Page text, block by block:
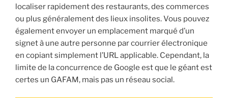
localiser rapidement des restaurants, des commerces
ou plus généralement des lieux insolites. Vous pouvez
également envoyer un emplacement marqué d’un
signet à une autre personne par courrier électronique
en copiant simplement l’URL applicable. Cependant, la
limite de la concurrence de Google est que le géant est
certes un GAFAM, mais pas un réseau social.